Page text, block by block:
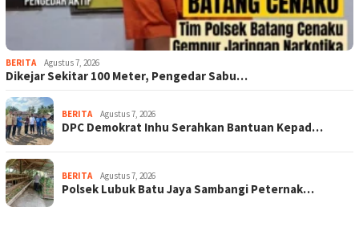
BERITA Agustus 7, 2026
Dikejar Sekitar 100 Meter, Pengedar Sabu…
BERITA Agustus 7, 2026
DPC Demokrat Inhu Serahkan Bantuan Kepad…
BERITA Agustus 7, 2026
Polsek Lubuk Batu Jaya Sambangi Peternak…